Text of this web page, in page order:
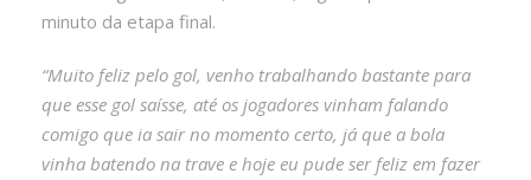
minuto da etapa final.
“Muito feliz pelo gol, venho trabalhando bastante para
que esse gol saísse, até os jogadores vinham falando
comigo que ia sair no momento certo, já que a bola
vinha batendo na trave e hoje eu pude ser feliz em fazer